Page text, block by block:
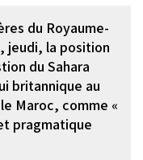
du Royaume-
jeudi, la position
du Sahara
britannique au
Maroc, comme «
pragmatique